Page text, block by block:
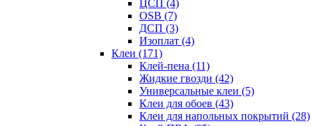
ЦСП (4)
OSB (7)
ДСП (3)
Изоплат (4)
Клеи (171)
Клей-пена (11)
Жидкие гвозди (42)
Универсальные клеи (5)
Клеи для обоев (43)
Клеи для напольных покрытий (28)